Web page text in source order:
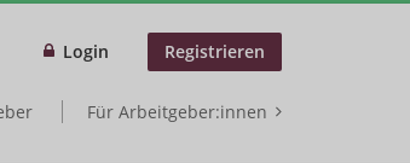
Login Registrieren
Für Arbeitgeber:innen